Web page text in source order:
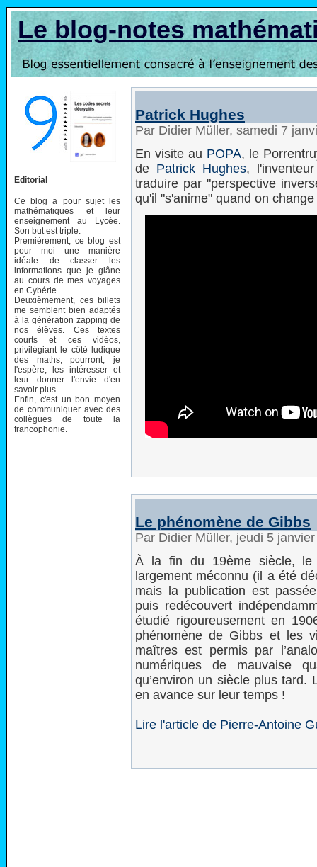
Le blog-notes
Editorial
Ce blog a pour sujet les
mathématiques et leur
enseignement au Lycée.
Son but est triple.
Premièrement, ce blog est
pour moi une manière
idéale de classer les
informations que je glâne
au cours de mes voyages
en Cybérie.
Deuxièmement, ces billets
me semblent bien adaptés
à la génération zapping de
nos élèves. Ces textes
courts et ces vidéos,
privilégiant le côté ludique
des maths, pourront, je
l'espère, les intéresser et
leur donner l'envie d'en
savoir plus.
Enfin, c'est un bon moyen
de communiquer avec des
collègues de toute la
francophonie.
Patrick Hughes
Par Didier Müller, samedi 7
En visite au POPA, le
de Patrick Hughes,
traduire par "perspective
qu'il "s'anime" quand on
Le phénomène de Gibbs
Par Didier Müller, jeudi 5
À la fin du 19ème siècle, le
largement méconnu (il a été
mais la publication est
puis redécouvert
étudié rigoureusement en
phénomène de Gibbs et les
maîtres est permis par
numériques de mauvaise
qu’environ un siècle plus tard.
en avance sur leur temps !
Lire l'article de Pierre-Antoine